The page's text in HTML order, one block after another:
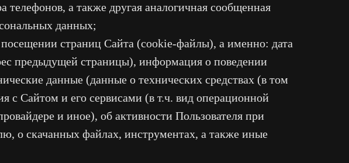
а также другая аналогичная сообщенная
данных;
страниц Сайта (cookie-файлы), а именно: дата
предыдущей страницы), информация о поведении
данные (данные о технических средствах (в том
с Сайтом и его сервисами (в т.ч. вид операционной
и иное), об активности Пользователя при
о скачанных файлах, инструментах, а также иные